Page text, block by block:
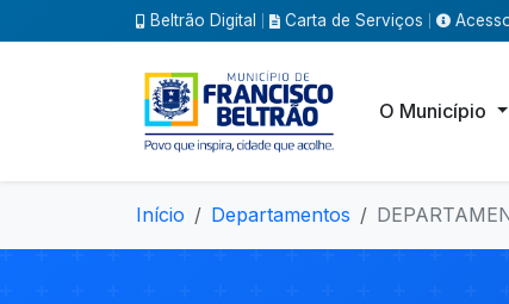
Beltrão Digital Carta de Serviços
O Município
Início Departamentos